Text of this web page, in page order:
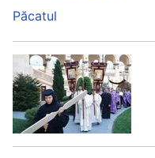
Păcatul